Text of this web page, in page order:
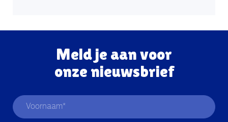
Meld je aan voor
onze nieuwsbrief